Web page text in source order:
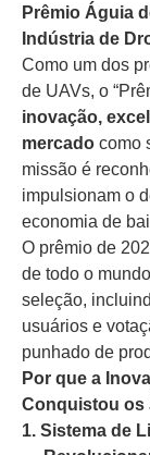
Prêmio Águia
Indústria de
Como um dos
de UAVs, o
inovação,
mercado como
missão é
impulsionam o
economia de
O prêmio de
de todo o
seleção,
usuários e
punhado de
Por que a
Conquistou os
1. Sistema de